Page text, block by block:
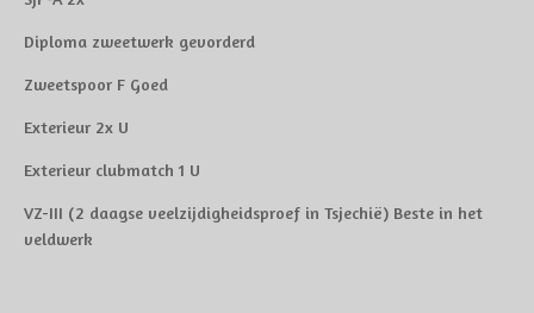
Diploma zweetwerk gevorderd
Zweetspoor F Goed
Exterieur 2x U
Exterieur clubmatch 1 U
VZ-III (2 daagse veelzijdigheidsproef in Tsjechië) Beste in het
veldwerk